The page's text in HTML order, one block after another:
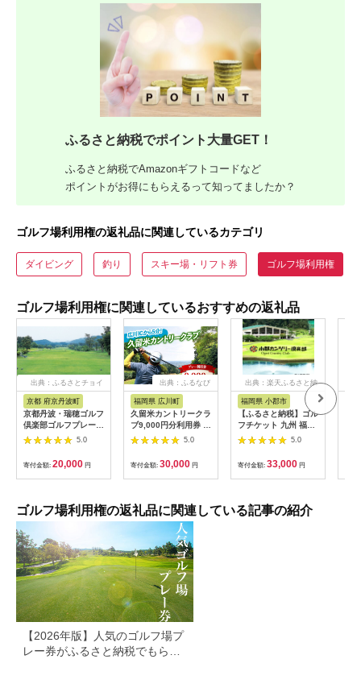
ふるさと納税でポイント大量GET！
ふるさと納税でAmazonギフトコードなど
ポイントがお得にもらえるって知ってましたか？
ゴルフ場利用権の返礼品に関連しているカテゴリ
ダイビング 釣り スキー場・リフト券 ゴルフ場利用権
ゴルフ場利用権に関連しているおすすめの返礼品
出典：ふるさとチョイ
京都 府京丹波町
京都丹波・瑞穂ゴルフ
倶楽部ゴルフプレー利
用券（6,000円分）
5.0
寄付金額: 20,000 円
出典：ふるなび
福岡県 広川町
久留米カントリークラ
ブ9,000円分利用券 /
ゴルフ[AFAD007]
5.0
寄付金額: 30,000 円
出典：楽天ふるさと納
福岡県 小郡市
【ふるさと納税】ゴル
フチケット 九州 福岡
小郡カンツリー倶楽部
ゴルフ チケット 商品
券 ゴルフ券 スポーツ
ラウンド 券 福岡県 小
5.0
寄付金額: 33,000 円
ゴルフ場利用権の返礼品に関連している記事の紹介
【2026年版】人気のゴルフ場プ
レー券がふるさと納税でもらえ